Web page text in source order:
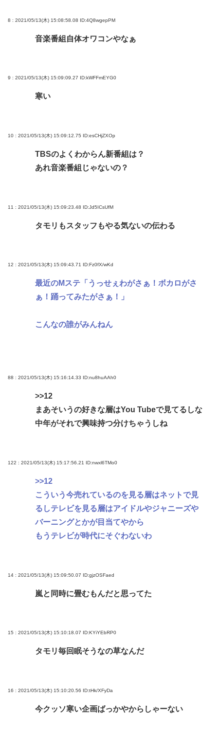
8 : 2021/05/13(木) 15:08:58.08 ID:4Q8wgepPM
音楽番組自体オワコンやなぁ
9 : 2021/05/13(木) 15:09:09.27 ID:kWFFmEYG0
寒い
10 : 2021/05/13(木) 15:09:12.75 ID:esCHjZXOp
TBSのよくわからん新番組は？
あれ音楽番組じゃないの？
11 : 2021/05/13(木) 15:09:23.48 ID:Jd5ICsUfM
タモリもスタッフもやる気ないの伝わる
12 : 2021/05/13(木) 15:09:43.71 ID:Fz0fX/wKd
最近のMステ「うっせぇわがさぁ！ボカロがさ
ぁ！踊ってみたがさぁ！」
こんなの誰がみんねん
88 : 2021/05/13(木) 15:16:14.33 ID:nu8huAAh0
>>12
まあそいうの好きな層はYou Tubeで見てるしな
中年がそれで興味持つ分けちゃうしね
122 : 2021/05/13(木) 15:17:56.21 ID:nwxl6TMo0
>>12
こういう今売れているのを見る層はネットで見
るしテレビを見る層はアイドルやジャニーズや
バーニングとかが目当てやから
もうテレビが時代にそぐわないわ
14 : 2021/05/13(木) 15:09:50.07 ID:gjzOSFaed
嵐と同時に畳むもんだと思ってた
15 : 2021/05/13(木) 15:10:18.07 ID:KYiYEbRP0
タモリ毎回眠そうなの草なんだ
16 : 2021/05/13(木) 15:10:20.56 ID:tHk/XFyDa
今クッソ寒い企画ばっかやからしゃーない